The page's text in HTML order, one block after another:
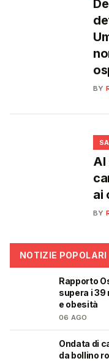
BY
AI
ai
BY
NOTIZIE POPOLARI
Rapporto
supera i 39
e obesità
06 AGO
Ondata di
da bollino